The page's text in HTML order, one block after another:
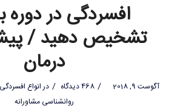
افسردگی در دوره
تشخیص دهید /
درمان
آگوست 9, 2018 / 468 دیدگاه / درانواع افسردگی
روانشناسی مشاورانه